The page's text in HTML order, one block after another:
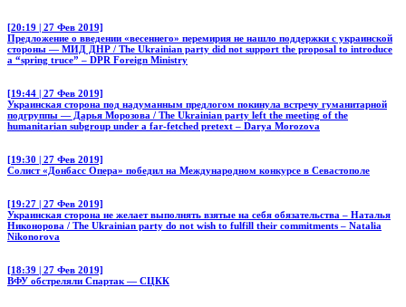
[20:19 | 27 Фев 2019]
Предложение о введении «весеннего» перемирия не нашло поддержки с украинской
стороны — МИД ДНР / The Ukrainian party did not support the proposal to introduce
a “spring truce” – DPR Foreign Ministry
[19:44 | 27 Фев 2019]
Украинская сторона под надуманным предлогом покинула встречу гуманитарной
подгруппы — Дарья Морозова / The Ukrainian party left the meeting of the
humanitarian subgroup under a far-fetched pretext – Darya Morozova
[19:30 | 27 Фев 2019]
Солист «Донбасс Опера» победил на Международном конкурсе в Севастополе
[19:27 | 27 Фев 2019]
Украинская сторона не желает выполнять взятые на себя обязательства – Наталья
Никонорова / The Ukrainian party do not wish to fulfill their commitments – Natalia
Nikonorova
[18:39 | 27 Фев 2019]
ВФУ обстреляли Спартак — СЦКК